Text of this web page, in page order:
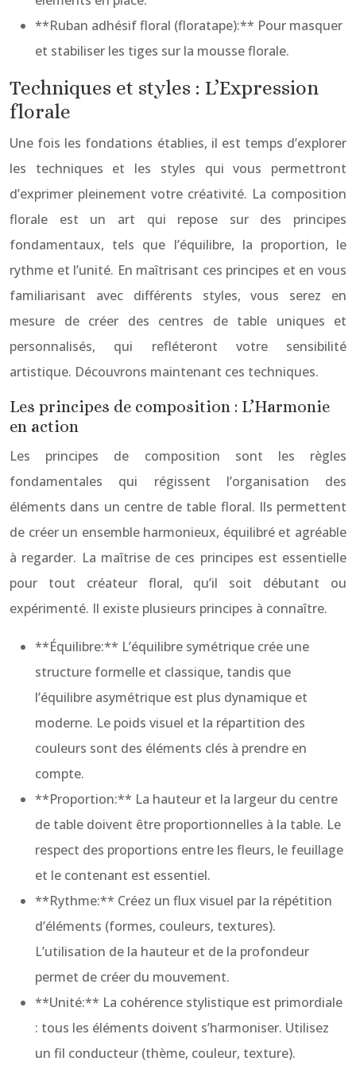
**Ruban adhésif floral (floratape):** Pour masquer
et stabiliser les tiges sur la mousse florale.
Techniques et styles : L’Expression
florale
Une fois les fondations établies, il est temps d’explorer
les techniques et les styles qui vous permettront
d’exprimer pleinement votre créativité. La composition
florale est un art qui repose sur des principes
fondamentaux, tels que l’équilibre, la proportion, le
rythme et l’unité. En maîtrisant ces principes et en vous
familiarisant avec différents styles, vous serez en
mesure de créer des centres de table uniques et
personnalisés, qui refléteront votre sensibilité
artistique. Découvrons maintenant ces techniques.
Les principes de composition : L’Harmonie
en action
Les principes de composition sont les règles
fondamentales qui régissent l’organisation des
éléments dans un centre de table floral. Ils permettent
de créer un ensemble harmonieux, équilibré et agréable
à regarder. La maîtrise de ces principes est essentielle
pour tout créateur floral, qu’il soit débutant ou
expérimenté. Il existe plusieurs principes à connaître.
**Équilibre:** L’équilibre symétrique crée une
structure formelle et classique, tandis que
l’équilibre asymétrique est plus dynamique et
moderne. Le poids visuel et la répartition des
couleurs sont des éléments clés à prendre en
compte.
**Proportion:** La hauteur et la largeur du centre
de table doivent être proportionnelles à la table. Le
respect des proportions entre les fleurs, le feuillage
et le contenant est essentiel.
**Rythme:** Créez un flux visuel par la répétition
d’éléments (formes, couleurs, textures).
L’utilisation de la hauteur et de la profondeur
permet de créer du mouvement.
**Unité:** La cohérence stylistique est primordiale
: tous les éléments doivent s’harmoniser. Utilisez
un fil conducteur (thème, couleur, texture).